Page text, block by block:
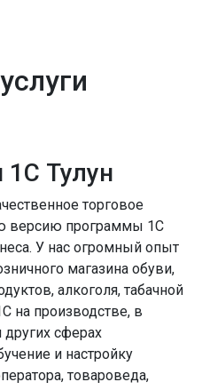
Тулун
торговое
версию программы 1С
У нас огромный опыт
магазина обуви,
алкоголя, табачной
на производстве, в
других сферах
и настройку
товароведа,